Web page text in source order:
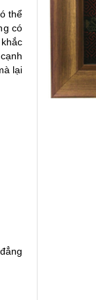
thể
có
lại